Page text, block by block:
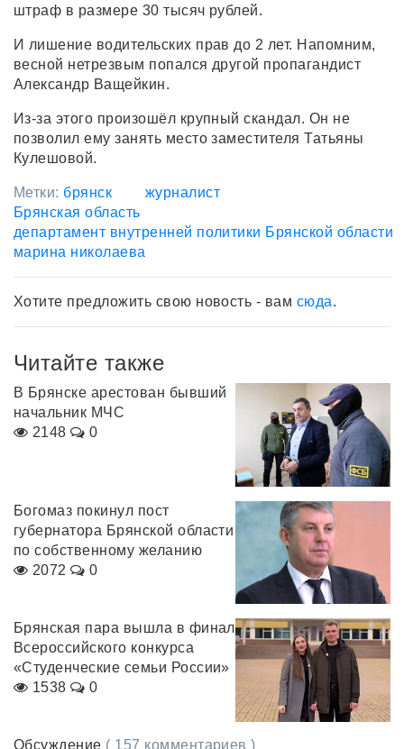
штраф в размере 30 тысяч рублей.
И лишение водительских прав до 2 лет. Напомним,
весной нетрезвым попался другой пропагандист
Александр Ващейкин.
Из-за этого произошёл крупный скандал. Он не
позволил ему занять место заместителя Татьяны
Кулешовой.
Метки: брянск
журналист
Брянская область
департамент внутренней политики Брянской области
марина николаева
Хотите предложить свою новость - вам сюда.
Читайте также
В Брянске арестован бывший
начальник МЧС
2148
0
Богомаз покинул пост
губернатора Брянской области
по собственному желанию
2072
0
Брянская пара вышла в финал
Всероссийского конкурса
«Студенческие семьи России»
1538
0
Обсуждение ( 157 комментариев )